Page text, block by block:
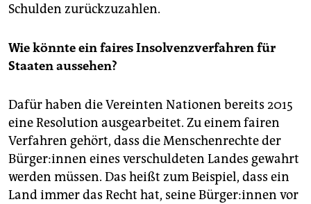
Schulden zurückzuzahlen.
Wie könnte ein faires Insolvenzverfahren für
Staaten aussehen?
Dafür haben die Vereinten Nationen bereits 2015
eine Resolution ausgearbeitet. Zu einem fairen
Verfahren gehört, dass die Menschenrechte der
Bür­ge­r:in­nen eines verschuldeten Landes gewahrt
werden müssen. Das heißt zum Beispiel, dass ein
Land immer das Recht hat, seine Bür­ge­r:in­nen vor